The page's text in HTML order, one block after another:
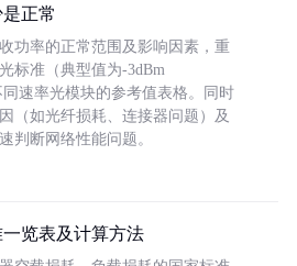
正常
功率的正常范围及影响因素，重
标准（典型值为-3dBm
速率光模块的参考值表格。同时
（如光纤损耗、连接器问题）及
判断网络性能问题。
览表及计算方法